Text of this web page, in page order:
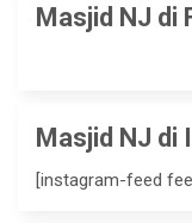
Masjid NJ di
Masjid NJ di
[instagram-feed